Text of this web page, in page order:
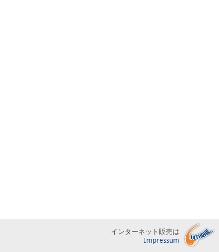
インターネット販売は
Impressum